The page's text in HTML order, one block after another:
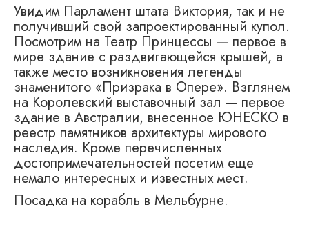
Увидим Парламент штата Виктория, так и не
получивший свой запроектированный купол.
Посмотрим на Театр Принцессы — первое в
мире здание с раздвигающейся крышей, а
также место возникновения легенды
знаменитого «Призрака в Опере». Взглянем
на Королевский выставочный зал — первое
здание в Австралии, внесенное ЮНЕСКО в
реестр памятников архитектуры мирового
наследия. Кроме перечисленных
достопримечательностей посетим еще
немало интересных и известных мест.
Посадка на корабль в Мельбурне.